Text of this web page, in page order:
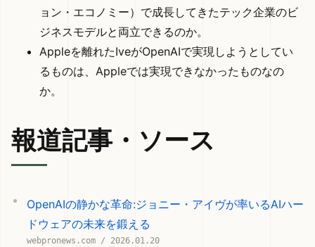
ョン・エコノミー）で成長してきたテック企業のビ
ジネスモデルと両立できるのか。
Appleを離れたIveがOpenAIで実現しようとしてい
るものは、Appleでは実現できなかったものなの
か。
報道記事・ソース
OpenAIの静かな革命:ジョニー・アイヴが率いるAIハー
ドウェアの未来を鍛える
webpronews.com / 2026.01.20